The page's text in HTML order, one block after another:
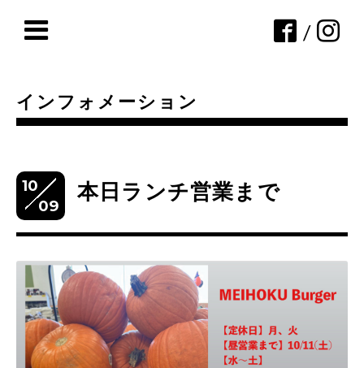
/
インフォメーション
10
09
本日ランチ営業まで